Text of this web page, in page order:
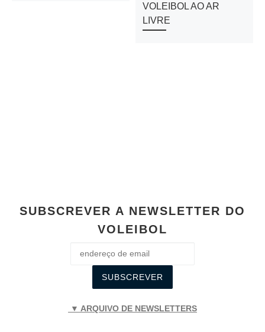
VOLEIBOL AO AR
LIVRE
SUBSCREVER A NEWSLETTER DO
VOLEIBOL
▼ ARQUIVO DE NEWSLETTERS